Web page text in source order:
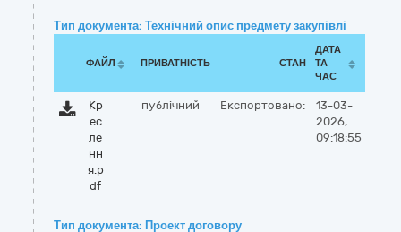
Тип документа: Технічний опис предмету закупівлі
ФАЙЛ ПРИВАТНІСТЬ СТАН
ДАТА
ТА
ЧАС
Кр
ес
ле
нн
я.p
df
публічний Експортовано:
13-03-
2026,
09:18:55
Тип документа: Проект договору